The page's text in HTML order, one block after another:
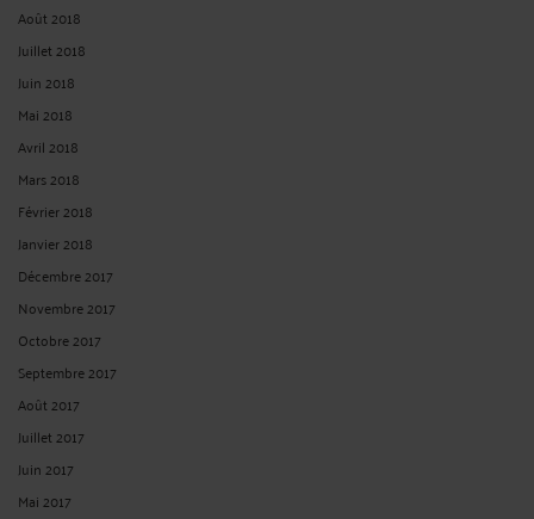
Août 2018
Juillet 2018
Juin 2018
Mai 2018
Avril 2018
Mars 2018
Février 2018
Janvier 2018
Décembre 2017
Novembre 2017
Octobre 2017
Septembre 2017
Août 2017
Juillet 2017
Juin 2017
Mai 2017